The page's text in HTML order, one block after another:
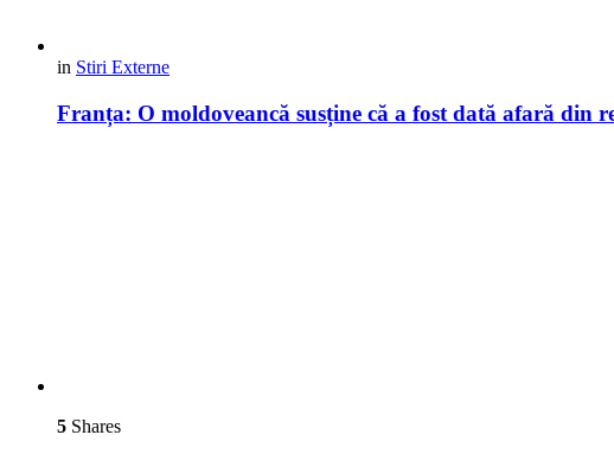
in Stiri Externe
Franța: O moldoveancă susține că a fost dată afară din
5 Shares